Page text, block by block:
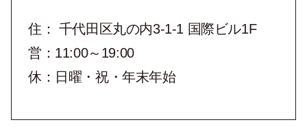
住： 千代田区丸の内3-1-1 国際ビル1F
営：11:00～19:00
休：日曜・祝・年末年始